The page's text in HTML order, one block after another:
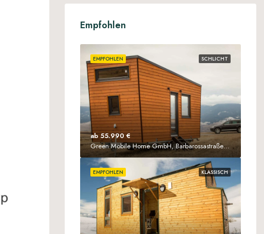
Empfohlen
SCHLICHT
EMPFOHLEN
ab 55.990 €
Green Mobile Home GmbH, Barbarossastraße 61, 63571 Gelnhausen
KLASSISCH
EMPFOHLEN